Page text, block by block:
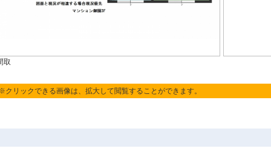
取
クリックできる画像は、拡大して閲覧することができます。